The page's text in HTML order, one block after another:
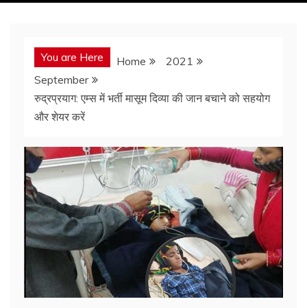
You are Here Home
2021
September
रुद्रप्रयाग: एम्स में भर्ती मासूम दिव्या की जान बचाने को सहयोग
और शेयर करें